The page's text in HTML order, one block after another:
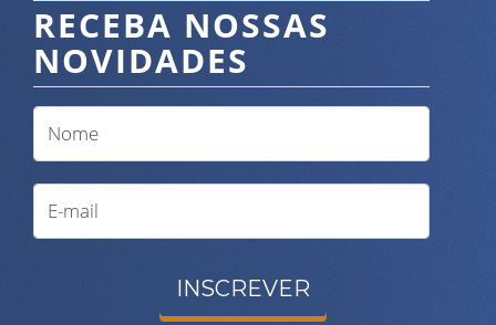
RECEBA NOSSAS
NOVIDADES
INSCREVER